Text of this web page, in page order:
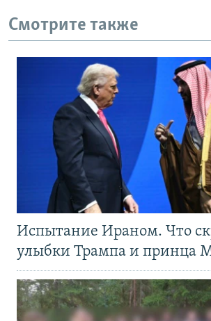
Смотрите также
Испытание Ираном. Что
улыбки Трампа и принца